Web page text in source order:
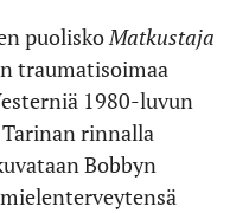
puoliskoMatkustaja
traumatisoimaa
1980-luvun
rinnalla
Bobbyn